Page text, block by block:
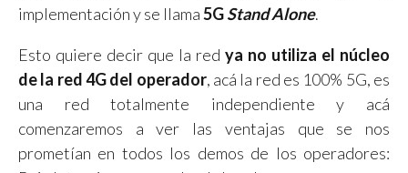
implementación y se llama5GStand Alone.
Esto quiere decir que la red ya no utiliza el núcleo
de la red 4G del operador, acá la red es 100% 5G, es
una red totalmente independiente y acá
comenzaremos a ver las ventajas que se nos
prometían en todos los demos de los operadores: